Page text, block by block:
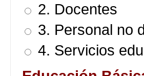
2. Docentes
3. Personal no
4. Servicios